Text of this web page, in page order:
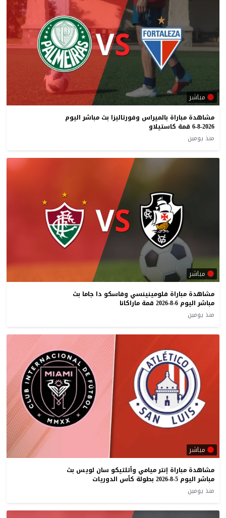
مباشر
مشاهدة مباراة بالميراس وفورتاليزا بث مباشر اليوم
6-8-2026 قمة كاستيلاو
منذ يومين
مباشر
مشاهدة مباراة فلومينينسي وفاسكو دا جاما بث
مباشر اليوم 6-8-2026 قمة ماراكانا
منذ يومين
مباشر
مشاهدة مباراة إنتر ميامي وأتلتيكو سان لويس بث
مباشر اليوم 5-8-2026 بطولة كأس الدوريات
منذ يومين